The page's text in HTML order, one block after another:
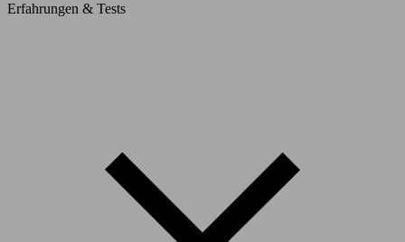
Erfahrungen & Tests